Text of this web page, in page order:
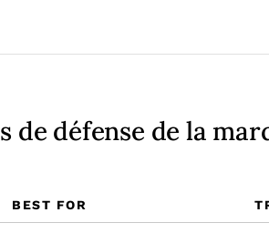
de défense de la
BEST FOR